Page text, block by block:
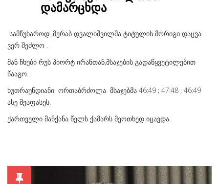
დამარცხდა
სამწუხაროდ ,მერაბ დვალიშვილმა ტიტულის მორიგი დაცვა
ვერ შეძლო .
მან ჩხუბი რუს პიორტ ირანთან,მსაჯების გადაწყვეტილებით
წააგო.
ხუთრაუნდიანი ორთაბრძოლა მსაჯებმა 46:49 ; 47:48 ; 46:49
ასე შეაფასეს.
ქართველი მანქანა წელს ქამარს მეოთხედ იცავდა.